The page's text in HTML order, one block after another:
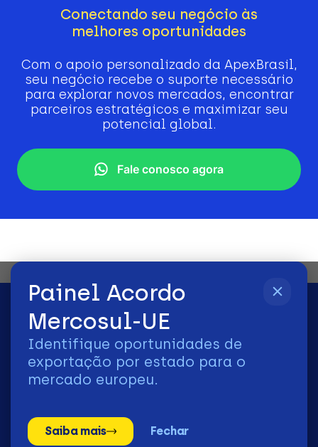
Conectando seu negócio às
melhores oportunidades
Com o apoio personalizado da ApexBrasil,
seu negócio recebe o suporte necessário
para explorar novos mercados, encontrar
parceiros estratégicos e maximizar seu
potencial global.
Fale conosco agora
Painel Acordo
Mercosul-UE
Identifique oportunidades de
exportação por estado para o
mercado europeu.
Saiba mais Fechar
2026 | © Todos os Direitos Reservados - ApexBrasil
Patrocínio